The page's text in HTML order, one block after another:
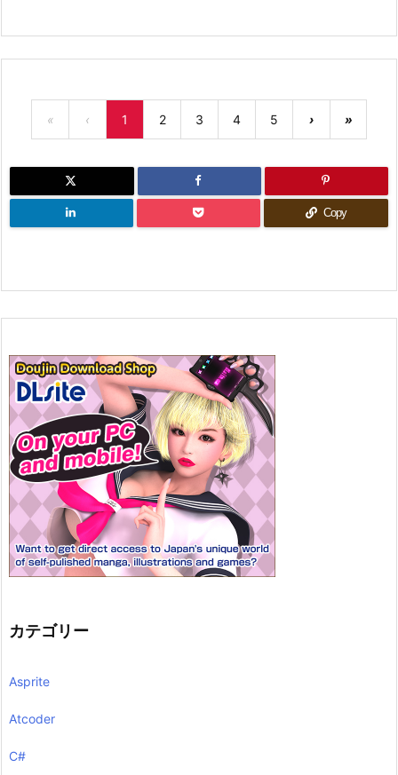
« ‹ 1 2 3 4 5 › »
Copy
カテゴリー
Asprite
Atcoder
C#